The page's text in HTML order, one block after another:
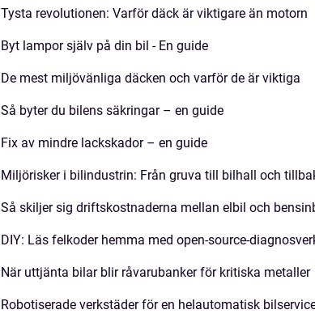
Tysta revolutionen: Varför däck är viktigare än motorn
Byt lampor själv på din bil - En guide
De mest miljövänliga däcken och varför de är viktiga
Så byter du bilens säkringar – en guide
Fix av mindre lackskador – en guide
Miljörisker i bilindustrin: Från gruva till bilhall och
Så skiljer sig driftskostnaderna mellan elbil och
DIY: Läs felkoder hemma med
När uttjänta bilar blir råvarubanker för kritiska metaller
Robotiserade verkstäder för en helautomatisk